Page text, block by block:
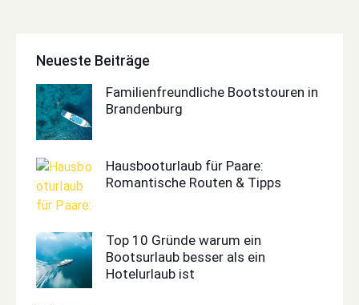
Neueste Beiträge
Familienfreundliche Bootstouren in
Brandenburg
Hausbooturlaub für Paare:
Romantische Routen & Tipps
Top 10 Gründe warum ein
Bootsurlaub besser als ein
Hotelurlaub ist